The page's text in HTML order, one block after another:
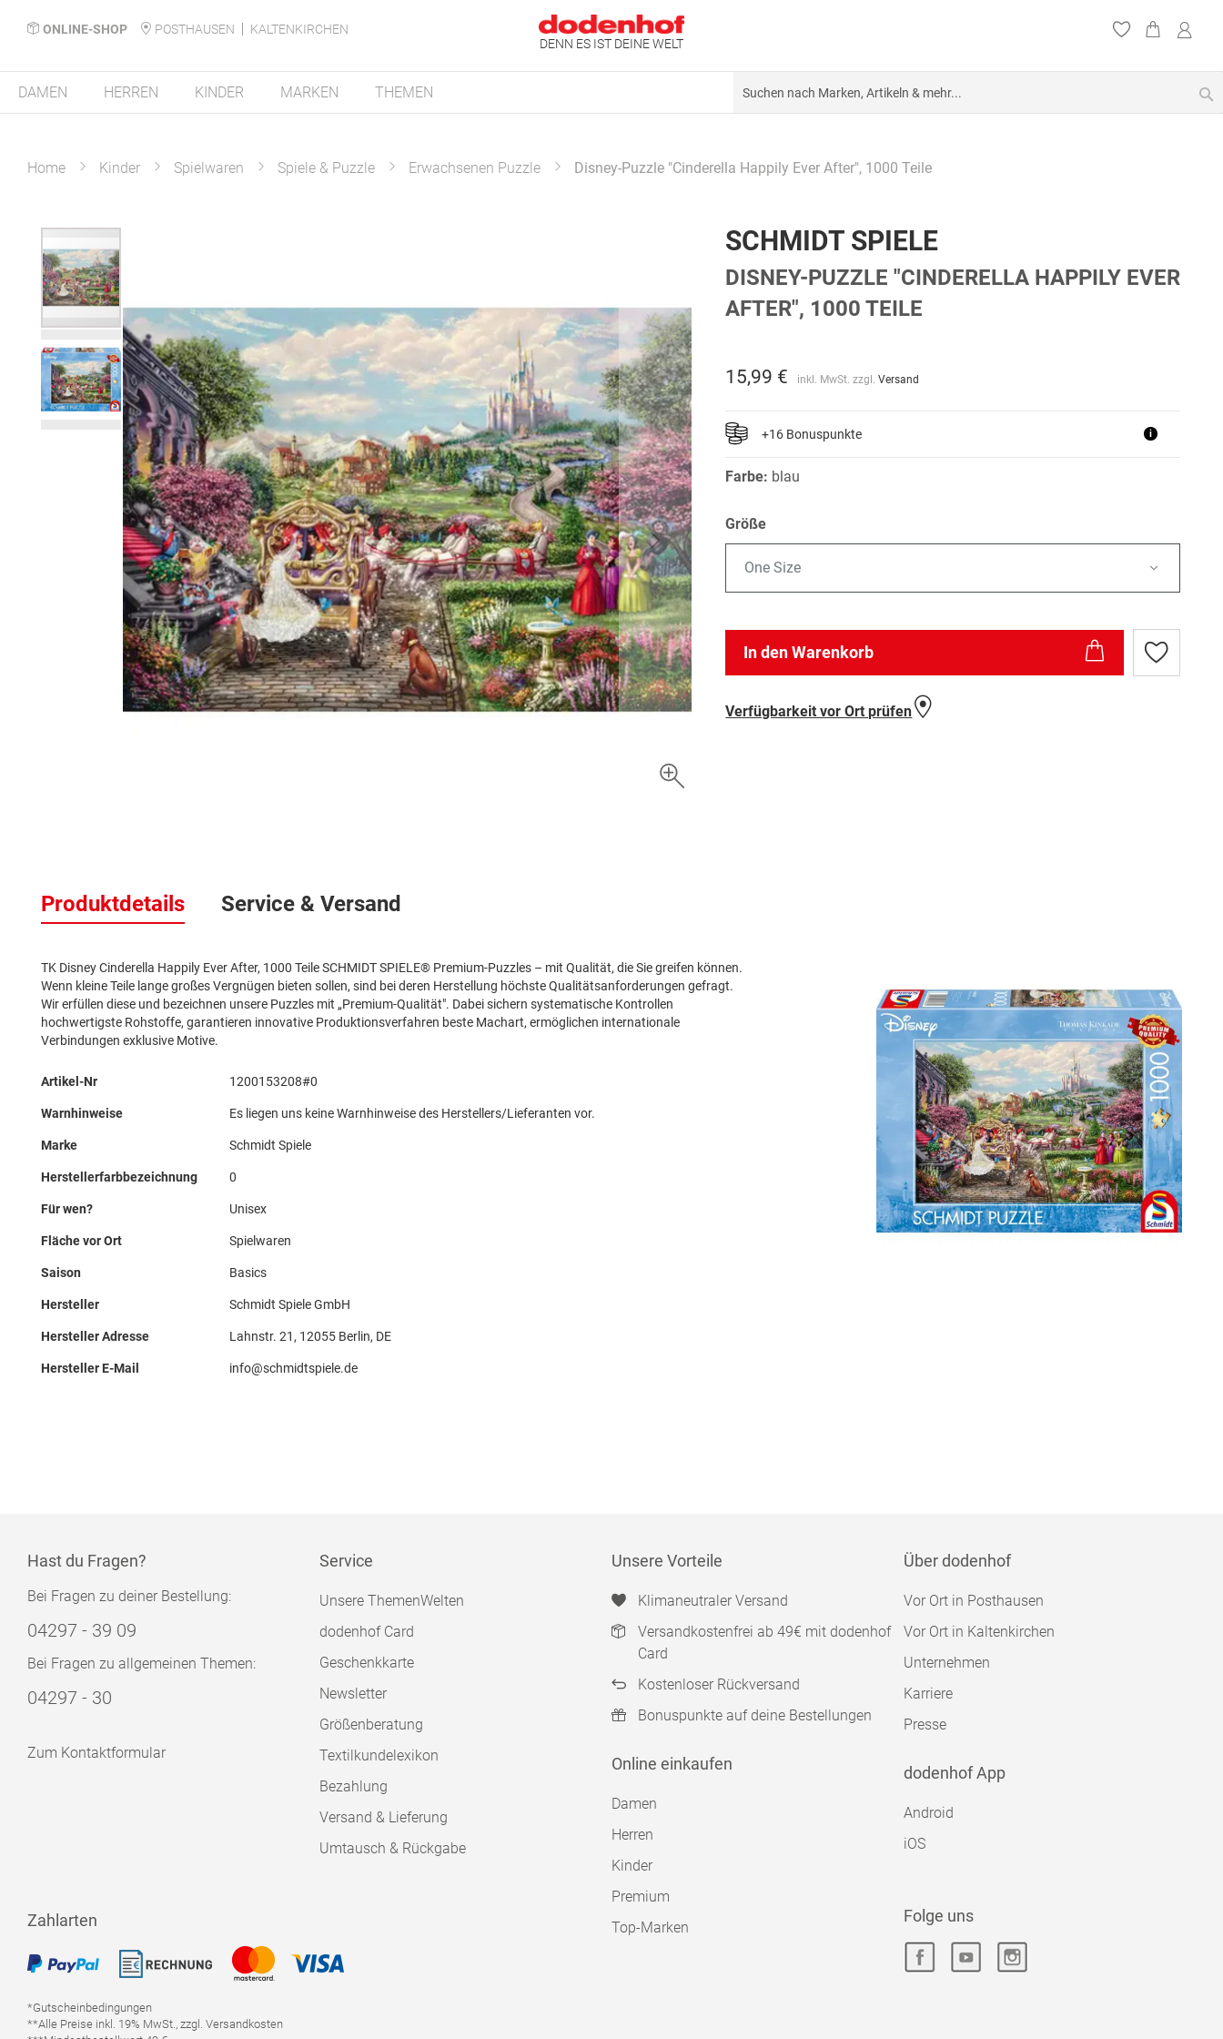
ONLINE-SHOP POSTHAUSEN
KALTENKIRCHEN
DENN ES IST DEINE WELT
DAMEN HERREN KINDER MARKEN THEMEN
Home Kinder Spielwaren Spiele & Puzzle Erwachsenen Puzzle Disney-Puzzle "Cinderella Happily Ever After", 1000 Teile
Zum
Ende
der
Bildergalerie
springen
der
Bildergalerie
SCHMIDT SPIELE
DISNEY-PUZZLE "CINDERELLA HAPPILY EVER
AFTER", 1000 TEILE
15,99 € inkl. MwSt. zzgl.Versand
+16 Bonuspunkte i
Farbe: blau
Größe
One Size
In den Warenkorb
Zur
Wunschliste
Verfügbarkeit vor Ort prüfen
Produktdetails
TK Disney Cinderella Happily Ever After, 1000 Teile SCHMIDT SPIELE® Premium-Puzzles – mit Qualität, die Sie greifen können.
Wenn kleine Teile lange großes Vergnügen bieten sollen, sind bei deren Herstellung höchste Qualitätsanforderungen gefragt.
Wir erfüllen diese und bezeichnen unsere Puzzles mit „Premium-Qualität". Dabei sichern systematische Kontrollen
hochwertigste Rohstoffe, garantieren innovative Produktionsverfahren beste Machart, ermöglichen internationale
Verbindungen exklusive Motive.
Mehr
Artikel-Nr 1200153208#0
Warnhinweise Es liegen uns keine Warnhinweise des Herstellers/Lieferanten vor.
Marke Schmidt Spiele
Herstellerfarbbezeichnung 0
Für wen? Unisex
Fläche vor Ort Spielwaren
Saison Basics
Hersteller Schmidt Spiele GmbH
Hersteller Adresse Lahnstr. 21, 12055 Berlin, DE
Hersteller E-Mail info@schmidtspiele.de
Service & Versand
Hast du Fragen?
Bei Fragen zu deiner Bestellung:
04297 - 39 09
Bei Fragen zu allgemeinen Themen:
04297 - 30
Zum Kontaktformular
Service
Unsere ThemenWelten
dodenhof Card
Geschenkkarte
Newsletter
Größenberatung
Textilkundelexikon
Bezahlung
Versand & Lieferung
Umtausch & Rückgabe
Unsere Vorteile
Klimaneutraler Versand
Versandkostenfrei ab 49€ mit dodenhof
Card
Kostenloser Rückversand
Bonuspunkte auf deine Bestellungen
Online einkaufen
Damen
Herren
Kinder
Premium
Top-Marken
Über dodenhof
Vor Ort in Posthausen
Vor Ort in Kaltenkirchen
Unternehmen
Karriere
Presse
dodenhof App
Android
iOS
Zahlarten
*Gutscheinbedingungen
**Alle Preise inkl. 19% MwSt., zzgl. Versandkosten
Folge uns